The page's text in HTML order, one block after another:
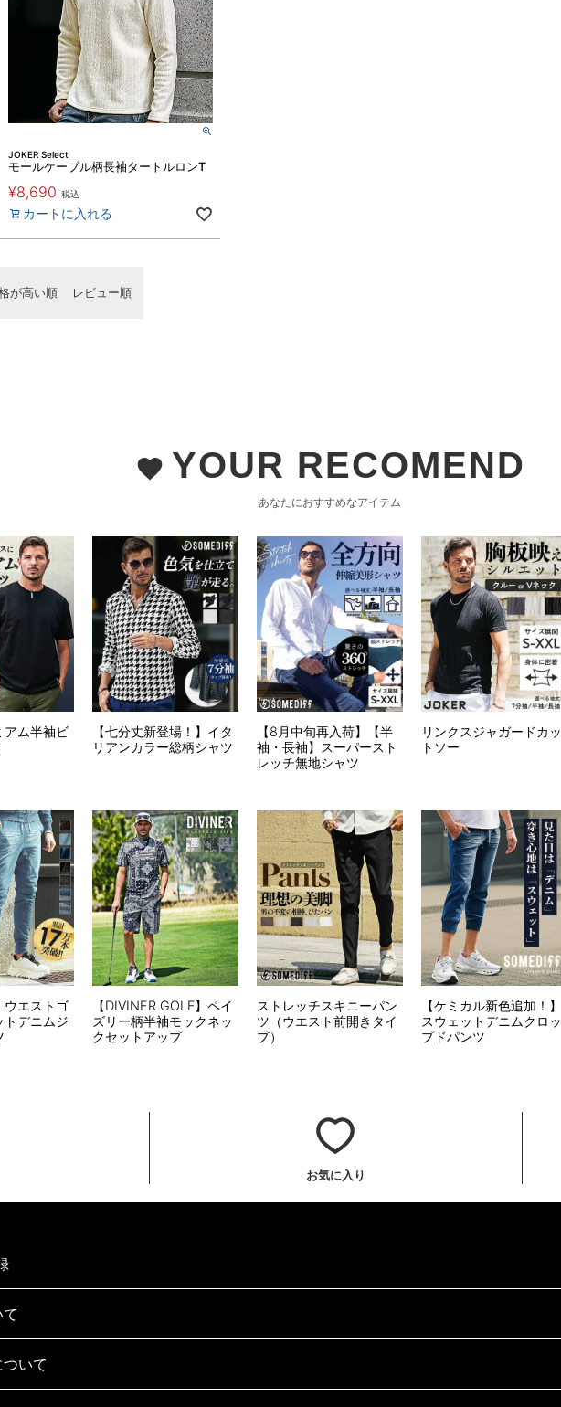
JOKER Select
モールケーブル柄長袖タートルロンT
¥8,690 税込
カートに入れる
が高い順 レビュー順
favorite YOUR RECOMEND
あなたにおすすめなアイテム
アム半袖ビ
【七分丈新登場！】イタ
リアンカラー総柄シャツ
【8月中旬再入荷】【半
袖・長袖】スーパースト
レッチ無地シャツ
リンクスジャガードカッ
トソー
ウエストゴ
トデニムジ
【DIVINER GOLF】ペイ
ズリー柄半袖モックネッ
クセットアップ
ストレッチスキニーパン
ツ（ウエスト前開きタイ
プ）
【ケミカル新色追加！】
スウェットデニムクロッ
プドパンツ
お気に入り
いて